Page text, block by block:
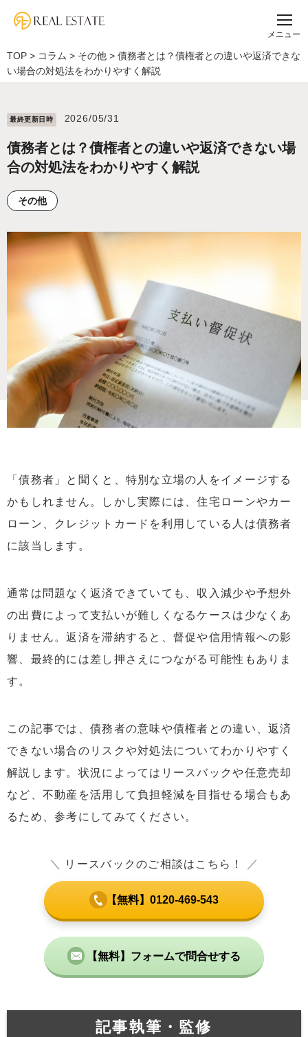
メニュー
TOP > コラム > その他 > 債務者とは？債権者との違いや返済できな
い場合の対処法をわかりやすく解説
最終更新⽇時 2026/05/31
債務者とは？債権者との違いや返済できない場
合の対処法をわかりやすく解説
その他
「債務者」と聞くと、特別な立場の人をイメージする
かもしれません。しかし実際には、住宅ローンやカー
ローン、クレジットカードを利用している人は債務者
に該当します。
通常は問題なく返済できていても、収入減少や予想外
の出費によって支払いが難しくなるケースは少なくあ
りません。返済を滞納すると、督促や信用情報への影
響、最終的には差し押さえにつながる可能性もありま
す。
この記事では、債務者の意味や債権者との違い、返済
できない場合のリスクや対処法についてわかりやすく
解説します。状況によってはリースバックや任意売却
など、不動産を活用して負担軽減を目指せる場合もあ
るため、参考にしてみてください。
＼ リースバックのご相談はこちら！ ／
【無料】0120-469-543
【無料】フォームで問合せする
記事執筆・監修